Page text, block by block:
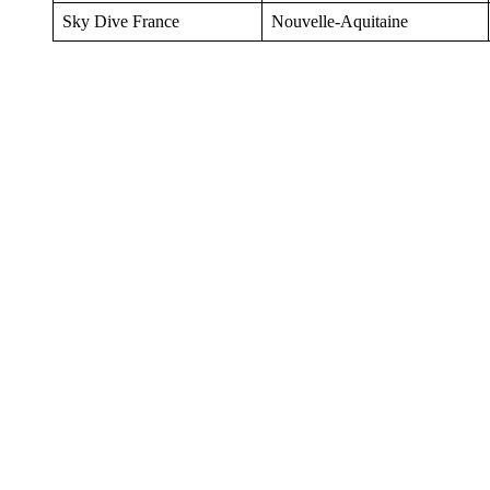
Sky Dive France Nouvelle-Aquitaine